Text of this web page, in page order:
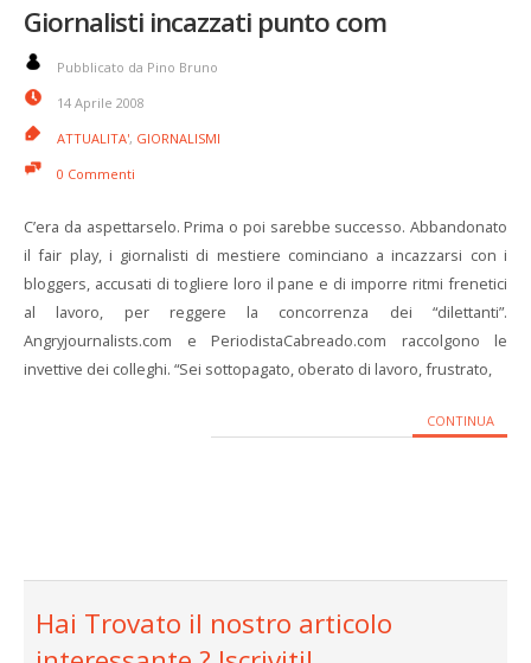
Giornalisti incazzati punto com
Pubblicato da Pino Bruno
14 Aprile 2008
ATTUALITA', GIORNALISMI
0 Commenti
C’era da aspettarselo. Prima o poi sarebbe successo. Abbandonato
il fair play, i giornalisti di mestiere cominciano a incazzarsi con i
bloggers, accusati di togliere loro il pane e di imporre ritmi frenetici
al lavoro, per reggere la concorrenza dei “dilettanti”.
Angryjournalists.com e PeriodistaCabreado.com raccolgono le
invettive dei colleghi. “Sei sottopagato, oberato di lavoro, frustrato,
CONTINUA
Hai Trovato il nostro articolo